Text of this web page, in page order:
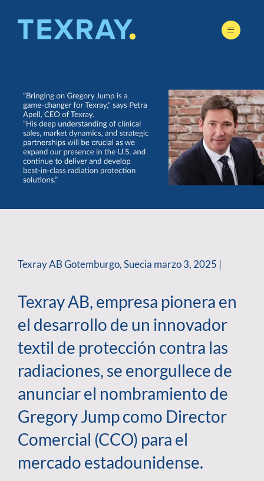
content
Texray AB Gotemburgo, Suecia marzo 3, 2025 |
Texray AB, empresa pionera en
el desarrollo de un innovador
textil de protección contra las
radiaciones, se enorgullece de
anunciar el nombramiento de
Gregory Jump como Director
Comercial (CCO) para el
mercado estadounidense.